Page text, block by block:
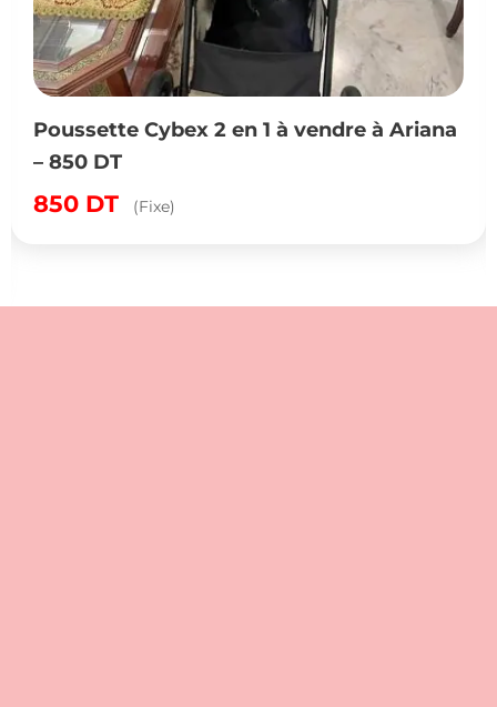
Poussette Cybex 2 en 1 à vendre à Ariana
– 850 DT
850 DT (Fixe)